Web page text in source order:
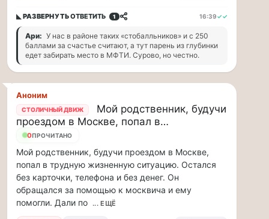
новое
место
рядом
«Гайд
Парк».
Здесь
можно
провести
время
всей
семьей
и
по...
◣ РАЗВЕРНУТЬОТВЕТИТЬ 1 16:39✓✓
Ари: У нас в районе таких «стобалльников» и с 250
баллами за счастье считают, а тут парень из глубинки
едет забирать место в МФТИ. Сурово, но честно.
Аноним
СТОЛИЧНЫЙ ДВИЖ
Мой родственник, будучи
проездом в Москве, попал в…
0ПРОЧИТАНО
Мой родственник, будучи проездом в Москве,
попал в трудную жизненную ситуацию. Остался
без карточки, телефона и без денег. Он
обращался за помощью к москвича и ему
помогли. Дали по ... ЕЩЁ